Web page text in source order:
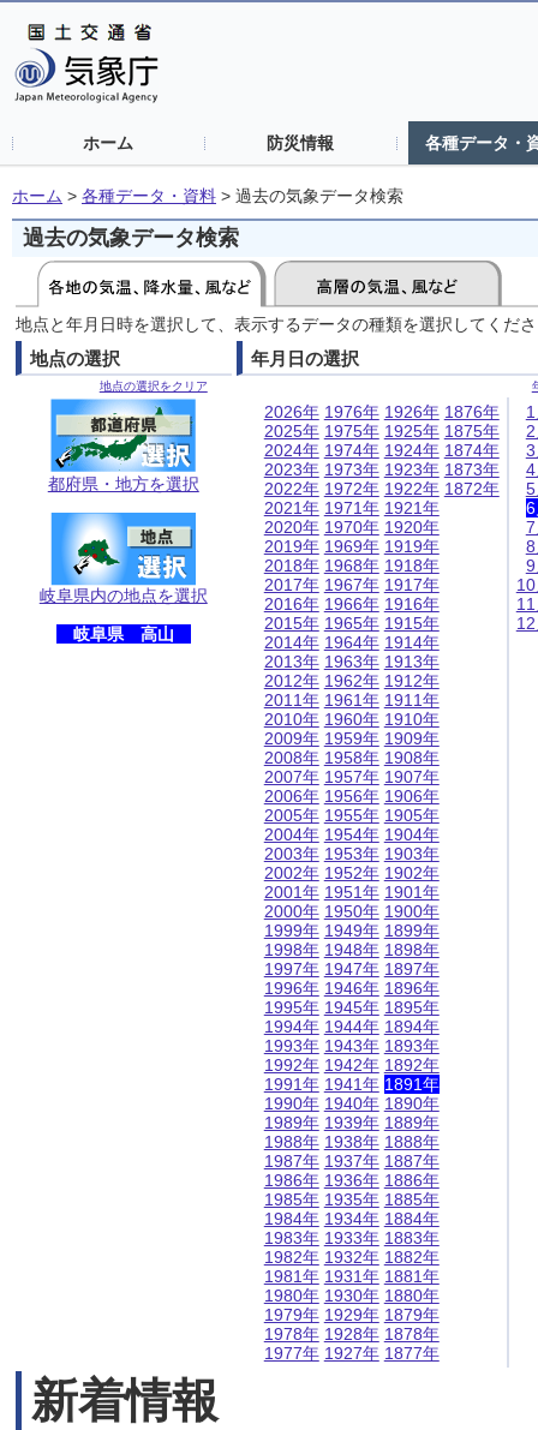
ホーム 防災情報 各種データ・
ホーム > 各種データ・資料 > 過去の気象データ検索
過去の気象データ検索
地点と年月日時を選択して、表示するデータの種類を選択してくだ
地点の選択
地点の選択をクリア
都府県・地方を選択
岐阜県内の地点を選択
岐阜県 高山
年月日の選択
2026年
2025年
2024年
2023年
2022年
2021年
2020年
2019年
2018年
2017年
2016年
2015年
2014年
2013年
2012年
2011年
2010年
2009年
2008年
2007年
2006年
2005年
2004年
2003年
2002年
2001年
2000年
1999年
1998年
1997年
1996年
1995年
1994年
1993年
1992年
1991年
1990年
1989年
1988年
1987年
1986年
1985年
1984年
1983年
1982年
1981年
1980年
1979年
1978年
1977年
1976年
1975年
1974年
1973年
1972年
1971年
1970年
1969年
1968年
1967年
1966年
1965年
1964年
1963年
1962年
1961年
1960年
1959年
1958年
1957年
1956年
1955年
1954年
1953年
1952年
1951年
1950年
1949年
1948年
1947年
1946年
1945年
1944年
1943年
1942年
1941年
1940年
1939年
1938年
1937年
1936年
1935年
1934年
1933年
1932年
1931年
1930年
1929年
1928年
1927年
1926年
1925年
1924年
1923年
1922年
1921年
1920年
1919年
1918年
1917年
1916年
1915年
1914年
1913年
1912年
1911年
1910年
1909年
1908年
1907年
1906年
1905年
1904年
1903年
1902年
1901年
1900年
1899年
1898年
1897年
1896年
1895年
1894年
1893年
1892年
1891年
1890年
1889年
1888年
1887年
1886年
1885年
1884年
1883年
1882年
1881年
1880年
1879年
1878年
1877年
1876年
1875年
1874年
1873年
1872年
新着情報